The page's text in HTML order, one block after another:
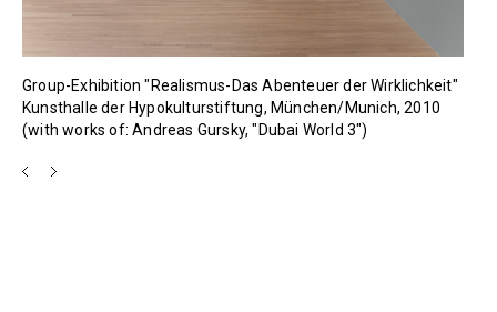
Group-Exhibition "Realismus-Das Abenteuer der Wirklichkeit"
Kunsthalle der Hypokulturstiftung, München/Munich, 2010
(with works of: Andreas Gursky, "Dubai World 3")